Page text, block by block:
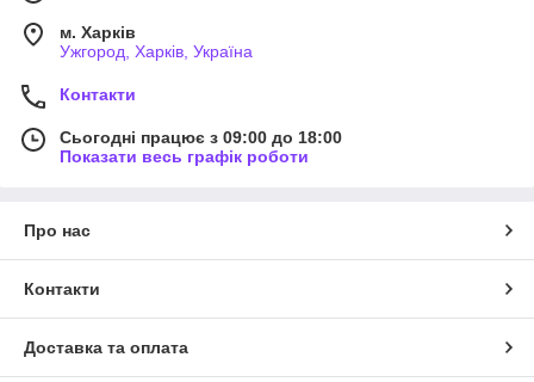
м. Харків
Ужгород, Харків, Україна
Контакти
Сьогодні працює з 09:00 до 18:00
Показати весь графік роботи
Про нас
Контакти
Доставка та оплата